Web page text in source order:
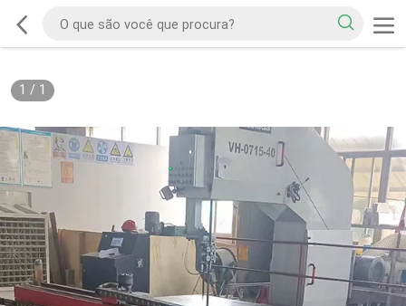
1 / 1